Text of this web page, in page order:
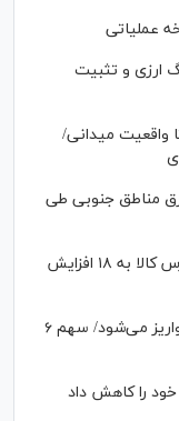
عملیاتی
ارزی و تثبیت
واقعیت میدانی/
مناطق جنوبی طی
ساعت پایان معاملات بازار‌های مالی بورس کالا به ۱۸ افزایش
بخشی از سود سهام عدالت تا شهریور واریز می‌شود/ سهم ۶